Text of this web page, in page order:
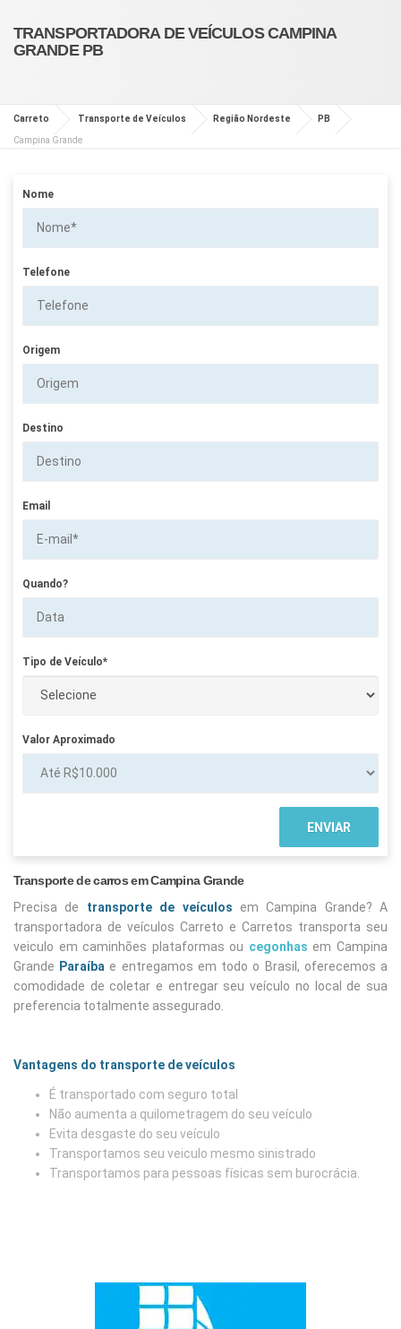
TRANSPORTADORA DE VEÍCULOS CAMPINA
GRANDE PB
Carreto Transporte de Veículos Região Nordeste PB
Campina Grande
Nome
Telefone
Origem
Destino
Email
Quando?
Tipo de Veículo*
Valor Aproximado
Transporte de carros em Campina Grande
Precisa de transporte de veículos em Campina Grande? A
transportadora de veículos Carreto e Carretos transporta seu
veiculo em caminhões plataformas ou cegonhas em Campina
Grande Paraíba e entregamos em todo o Brasil, oferecemos a
comodidade de coletar e entregar seu veículo no local de sua
preferencia totalmente assegurado.
Vantagens do transporte de veículos
É transportado com seguro total
Não aumenta a quilometragem do seu veículo
Evita desgaste do seu veículo
Transportamos seu veiculo mesmo sinistrado
Transportamos para pessoas físicas sem burocrácia.